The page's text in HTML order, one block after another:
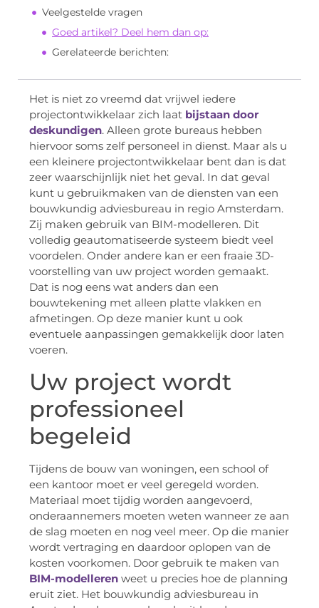
Veelgestelde vragen
Goed artikel? Deel hem dan op:
Gerelateerde berichten:
Het is niet zo vreemd dat vrijwel iedere
projectontwikkelaar zich laat bijstaan door
deskundigen. Alleen grote bureaus hebben
hiervoor soms zelf personeel in dienst. Maar als u
een kleinere projectontwikkelaar bent dan is dat
zeer waarschijnlijk niet het geval. In dat geval
kunt u gebruikmaken van de diensten van een
bouwkundig adviesbureau in regio Amsterdam.
Zij maken gebruik van BIM-modelleren. Dit
volledig geautomatiseerde systeem biedt veel
voordelen. Onder andere kan er een fraaie 3D-
voorstelling van uw project worden gemaakt.
Dat is nog eens wat anders dan een
bouwtekening met alleen platte vlakken en
afmetingen. Op deze manier kunt u ook
eventuele aanpassingen gemakkelijk door laten
voeren.
Uw project wordt
professioneel
begeleid
Tijdens de bouw van woningen, een school of
een kantoor moet er veel geregeld worden.
Materiaal moet tijdig worden aangevoerd,
onderaannemers moeten weten wanneer ze aan
de slag moeten en nog veel meer. Op die manier
wordt vertraging en daardoor oplopen van de
kosten voorkomen. Door gebruik te maken van
BIM-modelleren weet u precies hoe de planning
eruit ziet. Het bouwkundig adviesbureau in